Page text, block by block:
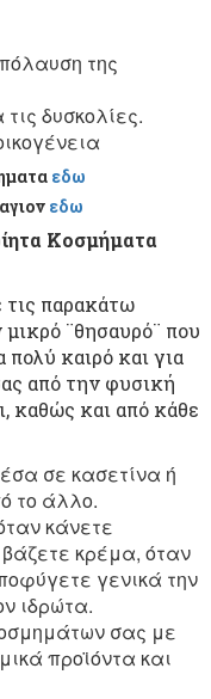
της
δυσκολίες.
εδω
εδω
Κοσμήματα
τις παρακάτω
¨θησαυρό¨ που
πολύ καιρό και για
από την φυσική
καθώς και από κάθε
σε κασετίνα ή
το άλλο.
κάνετε
κρέμα, όταν
γενικά την
ιδρώτα.
σας με
προϊόντα και